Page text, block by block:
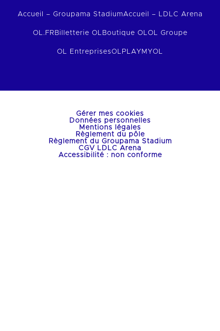
Accueil – Groupama StadiumAccueil – LDLC Arena
OL.FR Billetterie OL Boutique OLOL Groupe
OL EntreprisesOLPLAY MYOL
Gérer mes cookies
Données personnelles
Mentions légales
Règlement du pôle
Règlement du Groupama Stadium
CGV LDLC Arena
Accessibilité : non conforme